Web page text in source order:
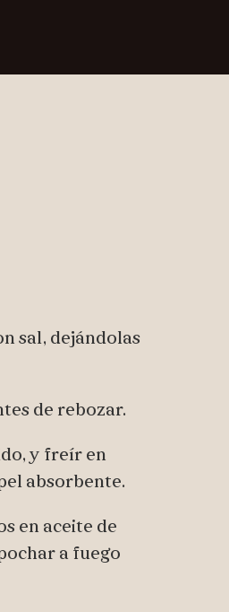
sal, dejándolas
de rebozar.
y freír en
absorbente.
en aceite de
a fuego